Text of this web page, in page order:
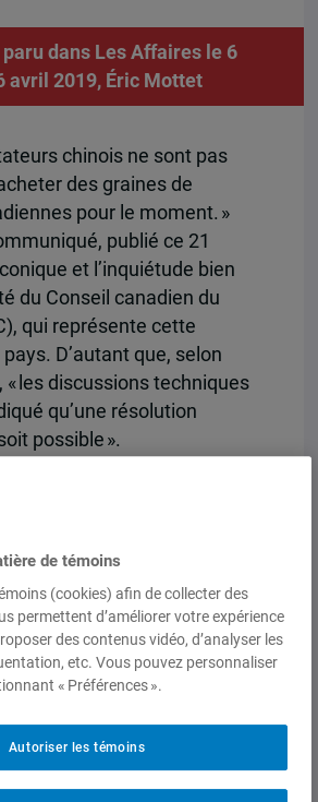
dans Les Affaires le 6
avril 2019, Éric Mottet
chinois ne sont pas
des graines de
pour le moment. »
publié ce 21
et l’inquiétude bien
du Conseil canadien du
qui représente cette
D’autant que, selon
« les discussions techniques
qu’une résolution
possible ».
suivant.
de témoins
(cookies) afin de collecter des
permettent d’améliorer votre expérience
des contenus vidéo, d’analyser les
etc. Vous pouvez personnaliser
« Préférences ».
Autoriser les témoins